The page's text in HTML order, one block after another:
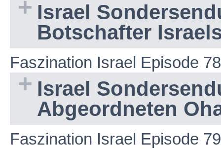
Israel
Botschafter
Faszination Israel Episode 78
Israel
Abgeordneten
Faszination Israel Episode 79